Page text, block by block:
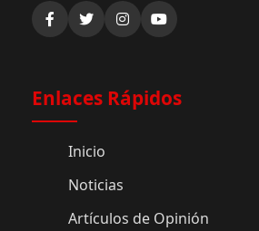
Enlaces Rápidos
Inicio
Noticias
Artículos de Opinión